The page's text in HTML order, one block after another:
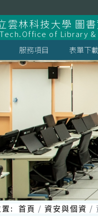
雲林科技大學 圖
of Library
服務項目 表單下
置: 首頁 資安與個資